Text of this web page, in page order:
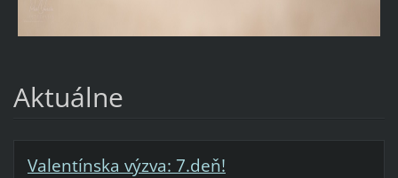
Aktuálne
Valentínska výzva: 7.deň!